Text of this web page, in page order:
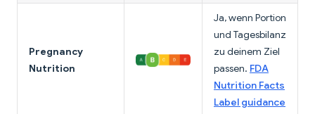
Pregnancy
Nutrition
Ja, wenn Portion
und Tagesbilanz
zu deinem Ziel
passen. FDA
Nutrition Facts
Label guidance